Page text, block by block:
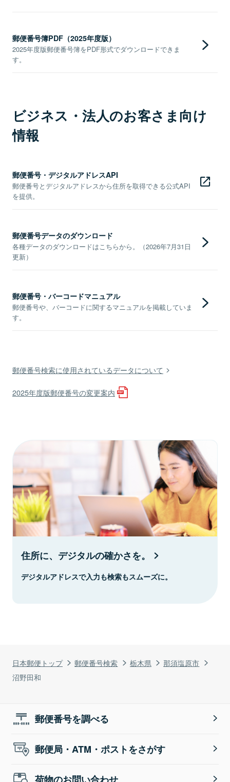
日本郵便トップ 郵便番号検索 栃木県
那須塩原市
沼野田和
郵便番号簿PDF（2025年度版）
2025年度版郵便番号簿をPDF形式でダウンロードできま
す。
ビジネス・法人のお客さま向け
情報
郵便番号・デジタルアドレスAPI
郵便番号とデジタルアドレスから住所を取得できる公式API
を提供。
郵便番号データのダウンロード
各種データのダウンロードはこちらから。（2026年7月31日
更新）
郵便番号・バーコードマニュアル
郵便番号や、バーコードに関するマニュアルを掲載していま
す。
郵便番号検索に使用されているデータについて
2025年度版郵便番号の変更案内
住所に、デジタルの確かさを。
デジタルアドレスで入力も検索もスムーズに。
郵便番号を調べる
郵便局・ATM・ポストをさがす
荷物のお問い合わせ